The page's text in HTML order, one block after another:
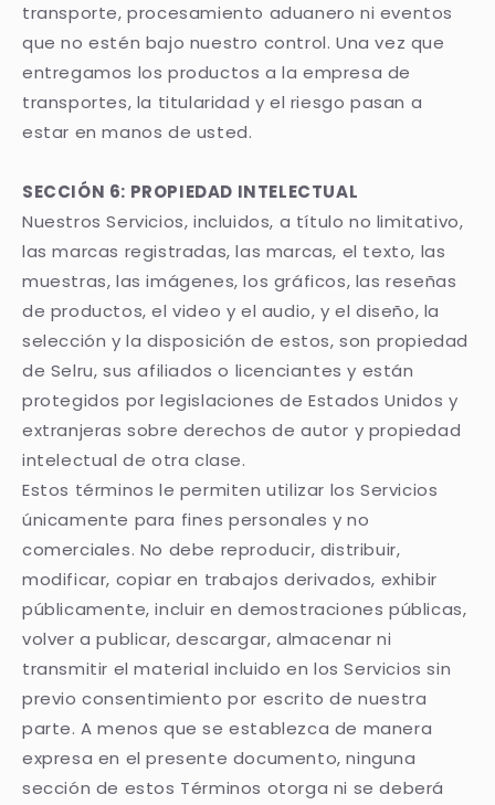
transporte, procesamiento aduanero ni eventos
que no estén bajo nuestro control. Una vez que
entregamos los productos a la empresa de
transportes, la titularidad y el riesgo pasan a
estar en manos de usted.
SECCIÓN 6: PROPIEDAD INTELECTUAL
Nuestros Servicios, incluidos, a título no limitativo,
las marcas registradas, las marcas, el texto, las
muestras, las imágenes, los gráficos, las reseñas
de productos, el video y el audio, y el diseño, la
selección y la disposición de estos, son propiedad
de Selru, sus afiliados o licenciantes y están
protegidos por legislaciones de Estados Unidos y
extranjeras sobre derechos de autor y propiedad
intelectual de otra clase.
Estos términos le permiten utilizar los Servicios
únicamente para fines personales y no
comerciales. No debe reproducir, distribuir,
modificar, copiar en trabajos derivados, exhibir
públicamente, incluir en demostraciones públicas,
volver a publicar, descargar, almacenar ni
transmitir el material incluido en los Servicios sin
previo consentimiento por escrito de nuestra
parte. A menos que se establezca de manera
expresa en el presente documento, ninguna
sección de estos Términos otorga ni se deberá